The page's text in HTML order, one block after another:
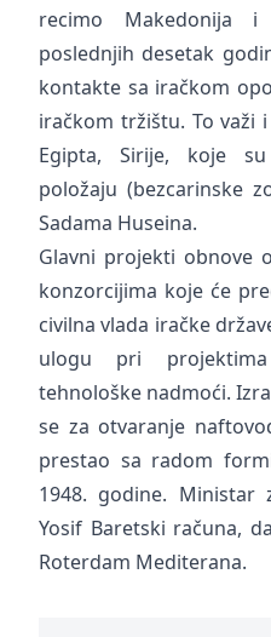
recimo Makedonija
poslednjih desetak
kontakte sa iračkom
iračkom tržištu. To važi
Egipta, Sirije, koje
položaju (bezcarinske
Sadama Huseina.
Glavni projekti obnove
konzorcijima koje će
civilna vlada iračke
ulogu pri
tehnološke nadmoći.
se za otvaranje
prestao sa radom
1948. godine. Ministar
Yosif Baretski računa,
Roterdam Mediterana.